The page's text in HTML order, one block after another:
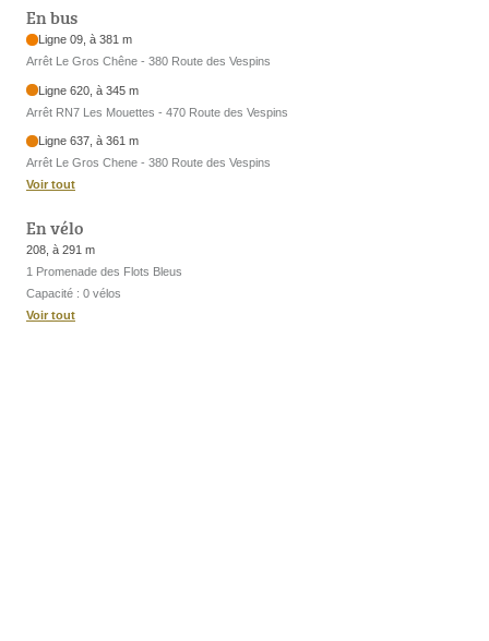
En bus
Ligne 09, à 381 m
Arrêt Le Gros Chêne - 380 Route des Vespins
Ligne 620, à 345 m
Arrêt RN7 Les Mouettes - 470 Route des Vespins
Ligne 637, à 361 m
Arrêt Le Gros Chene - 380 Route des Vespins
Voir tout
En vélo
208, à 291 m
1 Promenade des Flots Bleus
Capacité : 0 vélos
Voir tout